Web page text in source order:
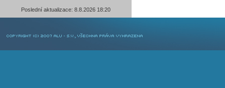
Poslední aktualizace: 8.8.2026 18:20
COPYRIGHT © 2007 ALU-SV, VŠECHNA PRÁVA VYHRAZENA